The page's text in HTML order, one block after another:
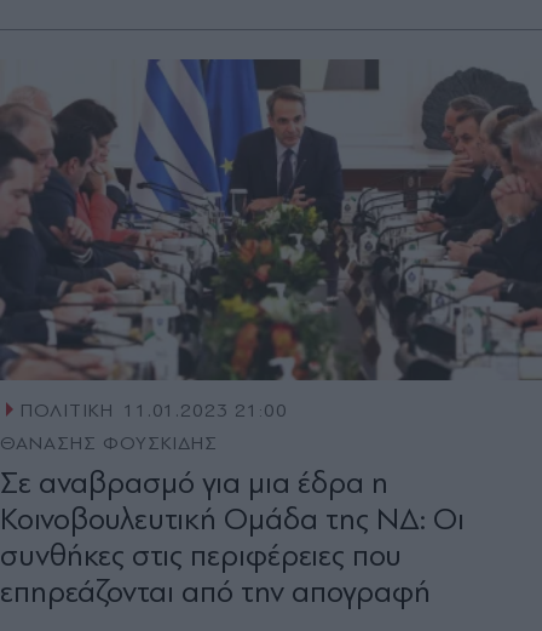
ΠΟΛΙΤΙΚΗ
11.01.2023 21:00
ΘΑΝΑΣΗΣ ΦΟΥΣΚΙΔΗΣ
Σε αναβρασμό για μια έδρα η
Κοινοβουλευτική Ομάδα της ΝΔ: Οι
συνθήκες στις περιφέρειες που
επηρεάζονται από την απογραφή